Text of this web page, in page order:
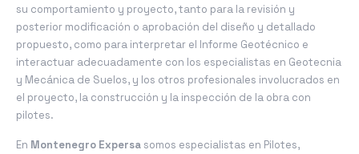
su comportamiento y proyecto, tanto para la revisión y
posterior modificación o aprobación del diseño y detallado
propuesto, como para interpretar el Informe Geotécnico e
interactuar adecuadamente con los especialistas en Geotecnia
y Mecánica de Suelos, y los otros profesionales involucrados en
el proyecto, la construcción y la inspección de la obra con
pilotes.
En Montenegro Expersa somos especialistas en Pilotes,